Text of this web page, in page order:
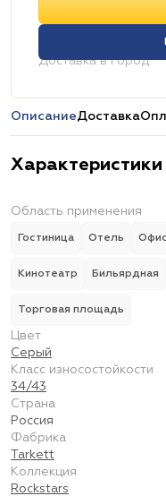
Доставка в город:
ОписаниеДоставка
Характеристики
Область применения
Гостиница Отель Офис
Кинотеатр Бильярдная
Торговая площадь
Цвет
Серый
Класс износостойкости
34/43
Страна
Россия
Фабрика
Tarkett
Коллекция
Rockstars